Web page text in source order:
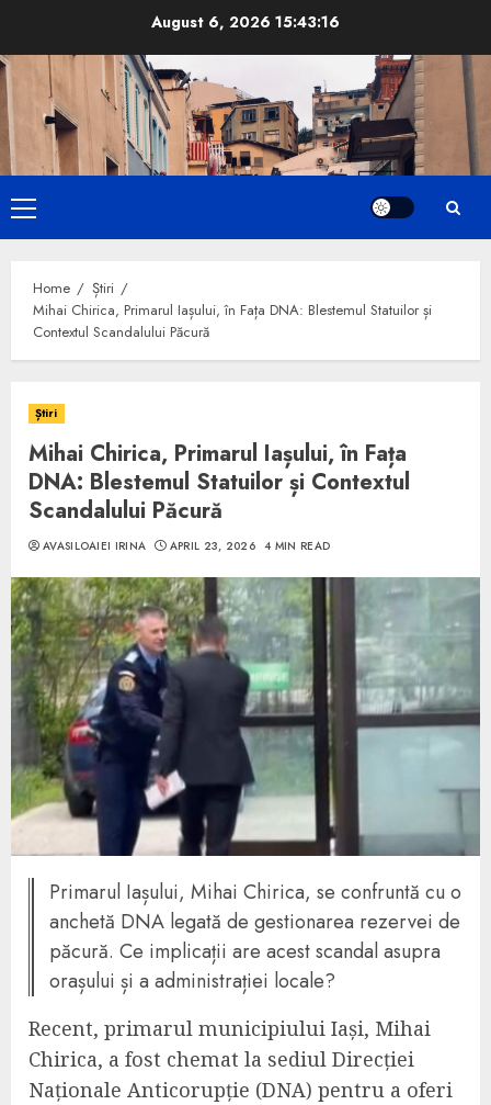
content
August 6, 202615:43:17
Primary
Menu
Home
Știri
Mihai Chirica, Primarul Iașului, în Fața DNA: Blestemul Statuilor și
Contextul Scandalului Păcură
Știri
Mihai Chirica, Primarul Iașului, în Fața
DNA: Blestemul Statuilor și Contextul
Scandalului Păcură
AVASILOAIEI IRINA APRIL 23, 2026 4 MIN READ
Primarul Iașului, Mihai Chirica, se confruntă cu o
anchetă DNA legată de gestionarea rezervei de
păcură. Ce implicații are acest scandal asupra
orașului și a administrației locale?
Recent, primarul municipiului Iași, Mihai
Chirica, a fost chemat la sediul Direcției
Naționale Anticorupție (DNA) pentru a oferi